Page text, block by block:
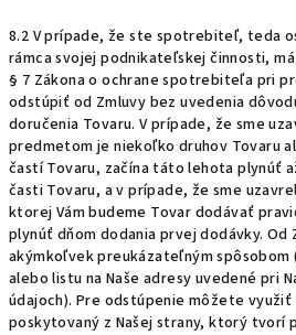
8.2 V prípade, že ste spotrebiteľ, teda
rámca svojej podnikateľskej činnosti,
§ 7 Zákona o ochrane spotrebiteľa pri
odstúpiť od Zmluvy bez uvedenia
doručenia Tovaru. V prípade, že sme
predmetom je niekoľko druhov Tovaru
častí Tovaru, začína táto lehota plynúť
časti Tovaru, a v prípade, že sme
ktorej Vám budeme Tovar dodávať
plynúť dňom dodania prvej dodávky.
akýmkoľvek preukázateľným spôsobom
alebo listu na Naše adresy uvedené pri
údajoch). Pre odstúpenie môžete
poskytovaný z Našej strany, ktorý tvorí